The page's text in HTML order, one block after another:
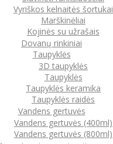
Vyriškos kelnaitės šortukai
Marškinėliai
Kojinės su užrašais
Dovanų rinkiniai
Taupyklės
3D taupyklės
Taupyklės
Taupyklės keramika
Taupyklės raidės
Vandens gertuvės
Vandens gertuvės (400ml)
Vandens gertuvės (800ml)